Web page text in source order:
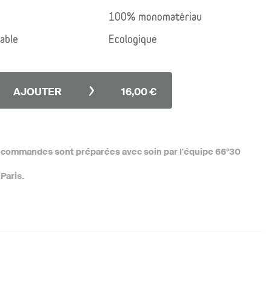
100% monomatériau
Ecologique
AJOUTER 16,00 €
sont préparées avec soin par l'équipe 66°30